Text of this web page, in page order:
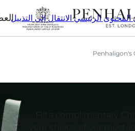
المحتوى الرئيسيالانتقال إلى التذييل
Penhaligon's
Fill a complimentary